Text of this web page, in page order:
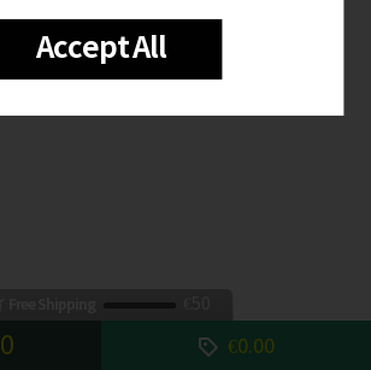
Accept All
0 €0.00